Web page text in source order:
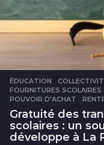
ÉDUCATION
FOURNITURES SCOLAIRES
POUVOIR D'ACHAT
,
Gratuité des
scolaires : un
développe à La